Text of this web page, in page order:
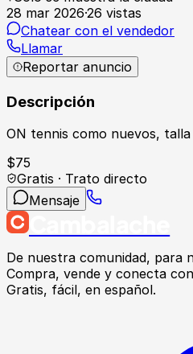
28 mar 2026·26 vistas
Chatear con el vendedor
Llamar
Reportar anuncio
Descripción
ON tennis como nuevos, talla
$75
Gratis · Trato directo
Mensaje
De nuestra comunidad, para
Compra, vende y conecta
Gratis, fácil, en español.